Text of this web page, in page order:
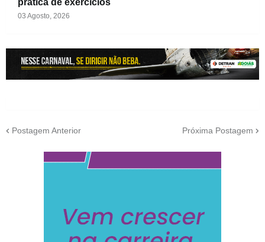
prática de exercícios
03 Agosto, 2026
Postagem Anterior Próxima Postagem